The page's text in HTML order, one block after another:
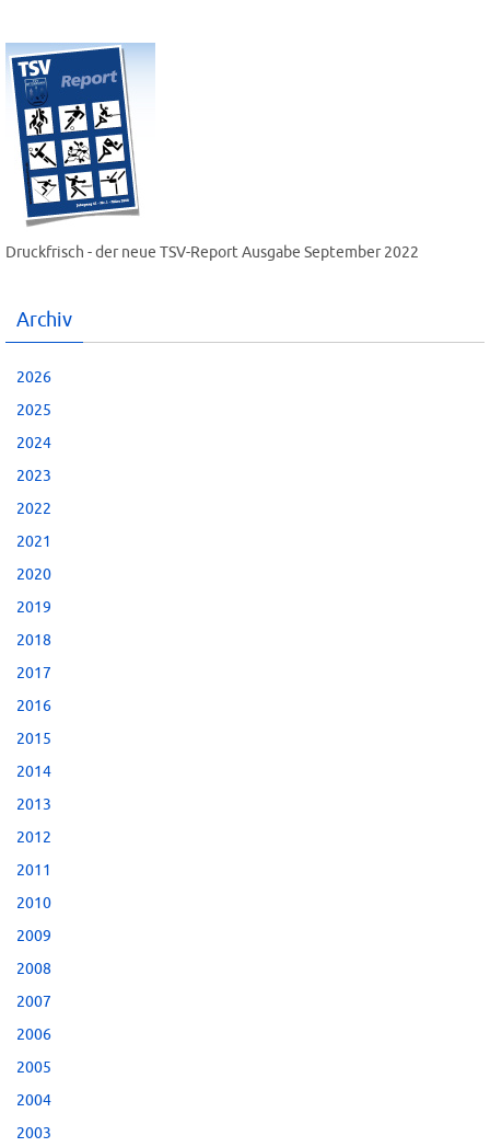
Druckfrisch - der neue TSV-Report Ausgabe September 2022
Archiv
2026
2025
2024
2023
2022
2021
2020
2019
2018
2017
2016
2015
2014
2013
2012
2011
2010
2009
2008
2007
2006
2005
2004
2003